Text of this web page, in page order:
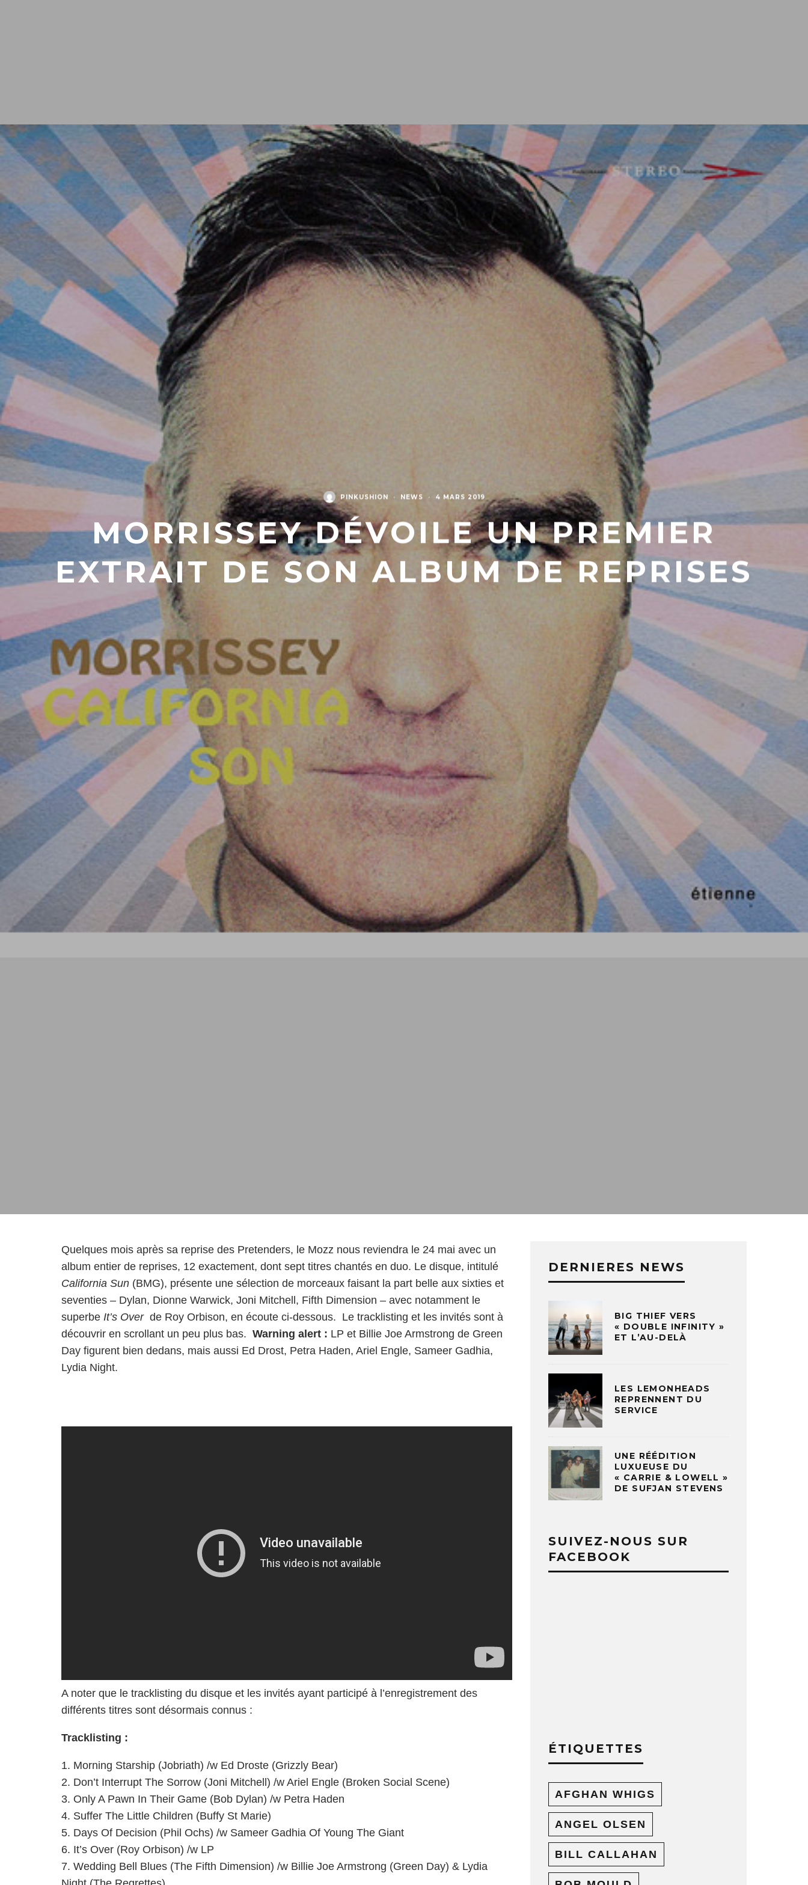
PINKUSHION · NEWS · 4 MARS 2019
MORRISSEY DÉVOILE UN PREMIER
EXTRAIT DE SON ALBUM DE REPRISES
Quelques mois après sa reprise des Pretenders, le Mozz nous reviendra le 24 mai avec un
album entier de reprises, 12 exactement, dont sept titres chantés en duo. Le disque, intitulé
California Sun (BMG), présente une sélection de morceaux faisant la part belle aux sixties et
seventies – Dylan, Dionne Warwick, Joni Mitchell, Fifth Dimension – avec notamment le
superbe It’s Overde Roy Orbison, en écoute ci-dessous. Le tracklisting et les invités sont à
découvrir en scrollant un peu plus bas. Warning alert : LP et Billie Joe Armstrong de Green
Day figurent bien dedans, mais aussi Ed Drost, Petra Haden, Ariel Engle, Sameer Gadhia,
Lydia Night.
A noter que le tracklisting du disque et les invités ayant participé à l’enregistrement des
différents titres sont désormais connus :
Tracklisting :
1. Morning Starship (Jobriath) /w Ed Droste (Grizzly Bear)
2. Don’t Interrupt The Sorrow (Joni Mitchell) /w Ariel Engle (Broken Social Scene)
3. Only A Pawn In Their Game (Bob Dylan) /w Petra Haden
4. Suffer The Little Children (Buffy St Marie)
5. Days Of Decision (Phil Ochs) /w Sameer Gadhia Of Young The Giant
6. It’s Over (Roy Orbison) /w LP
7. Wedding Bell Blues (The Fifth Dimension) /w Billie Joe Armstrong (Green Day) & Lydia
DERNIERES NEWS
BIG THIEF VERS
« DOUBLE INFINITY »
ET L’AU-DELÀ
LES LEMONHEADS
REPRENNENT DU
SERVICE
UNE RÉÉDITION
LUXUEUSE DU
« CARRIE & LOWELL »
DE SUFJAN STEVENS
SUIVEZ-NOUS SUR
FACEBOOK
ÉTIQUETTES
AFGHAN WHIGS
ANGEL OLSEN
BILL CALLAHAN